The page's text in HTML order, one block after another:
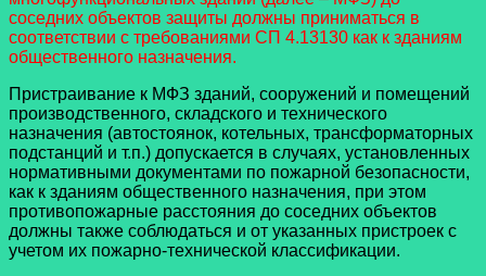
соседних объектов защиты должны приниматься в
соответствии с требованиями СП 4.13130 как к зданиям
общественного назначения.
Пристраивание к МФЗ зданий, сооружений и помещений
производственного, складского и технического
назначения (автостоянок, котельных, трансформаторных
подстанций и т.п.) допускается в случаях, установленных
нормативными документами по пожарной безопасности,
как к зданиям общественного назначения, при этом
противопожарные расстояния до соседних объектов
должны также соблюдаться и от указанных пристроек с
учетом их пожарно-технической классификации.